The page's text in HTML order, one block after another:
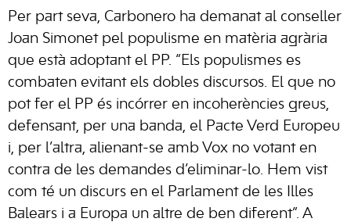
Per part seva, Carbonero ha demanat al conseller
Joan Simonet pel populisme en matèria agrària
que està adoptant el PP. “Els populismes es
combaten evitant els dobles discursos. El que no
pot fer el PP és incórrer en incoherències greus,
defensant, per una banda, el Pacte Verd Europeu
i, per l’altra, alienant-se amb Vox no votant en
contra de les demandes d’eliminar-lo. Hem vist
com té un discurs en el Parlament de les Illes
Balears i a Europa un altre de ben diferent”. A